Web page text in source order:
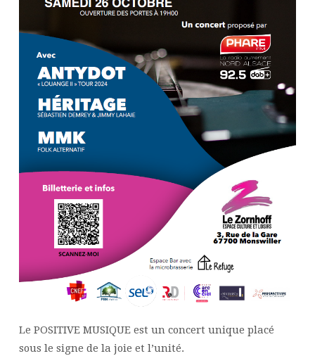
Le POSITIVE MUSIQUE est un concert unique placé
sous le signe de la joie et l’unité.